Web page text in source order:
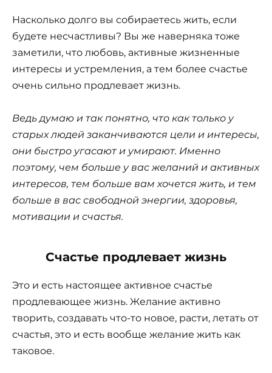
Насколько долго вы собираетесь жить, если
будете несчастливы? Вы же наверняка тоже
заметили, что любовь, активные жизненные
интересы и устремления, а тем более счастье
очень сильно продлевает жизнь.
Ведь думаю и так понятно, что как только у
старых людей заканчиваются цели и интересы,
они быстро угасают и умирают. Именно
поэтому, чем больше у вас желаний и активных
интересов, тем больше вам хочется жить, и тем
больше в вас свободной энергии, здоровья,
мотивации и счастья.
Счастье продлевает жизнь
Это и есть настоящее активное счастье
продлевающее жизнь. Желание активно
творить, создавать что-то новое, расти, летать от
счастья, это и есть вообще желание жить как
таковое.